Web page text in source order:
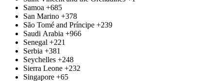
Samoa +685
San Marino +378
São Tomé and Príncipe +239
Saudi Arabia +966
Senegal +221
Serbia +381
Seychelles +248
Sierra Leone +232
Singapore +65